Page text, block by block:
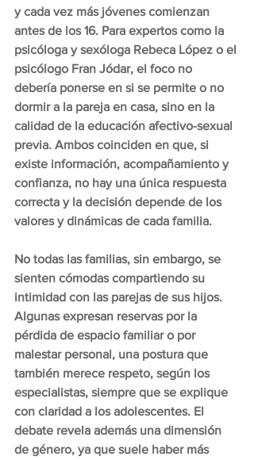
y cada vez más jóvenes comienzan
antes de los 16. Para expertos como la
psicóloga y sexóloga Rebeca López o el
psicólogo Fran Jódar, el foco no
debería ponerse en si se permite o no
dormir a la pareja en casa, sino en la
calidad de la educación afectivo-sexual
previa. Ambos coinciden en que, si
existe información, acompañamiento y
confianza, no hay una única respuesta
correcta y la decisión depende de los
valores y dinámicas de cada familia.
No todas las familias, sin embargo, se
sienten cómodas compartiendo su
intimidad con las parejas de sus hijos.
Algunas expresan reservas por la
pérdida de espacio familiar o por
malestar personal, una postura que
también merece respeto, según los
especialistas, siempre que se explique
con claridad a los adolescentes. El
debate revela además una dimensión
de género, ya que suele haber más